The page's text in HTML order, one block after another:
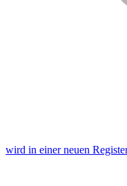
wird in einer neuen